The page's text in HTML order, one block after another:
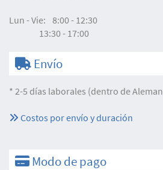
Lun - Vie: 8:00 - 12:30
13:30 - 17:00
Envío
* 2-5 días laborales (dentro de
Costos por envío y duración
Modo de pago